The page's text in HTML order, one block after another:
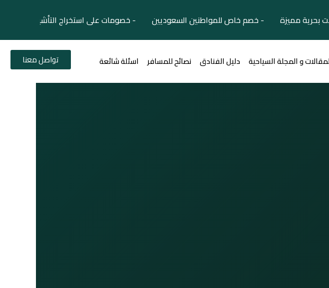
بحرية مميزة - خصم خاص للمواطنين السعوديين - خصومات على استخراج التأشيرات
و المجلة السياحية دليل الفنادق نصائح للمسافر اسئلة شائعة تواصل معنا